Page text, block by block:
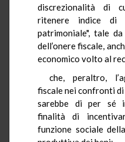
discrezionalità di
ritenere indice di
patrimoniale", tale
dell’onere fiscale,
economico volto al
che, peraltro,
fiscale nei confronti
sarebbe di per sé
finalità di
funzione sociale